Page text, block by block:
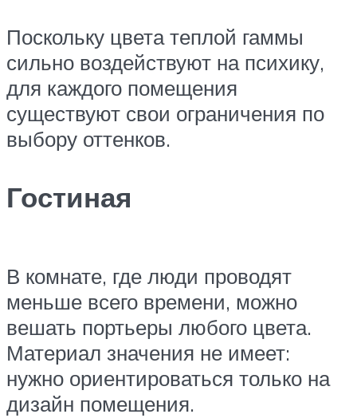
Поскольку цвета теплой гаммы
сильно воздействуют на психику,
для каждого помещения
существуют свои ограничения по
выбору оттенков.
Гостиная
В комнате, где люди проводят
меньше всего времени, можно
вешать портьеры любого цвета.
Материал значения не имеет:
нужно ориентироваться только на
дизайн помещения.